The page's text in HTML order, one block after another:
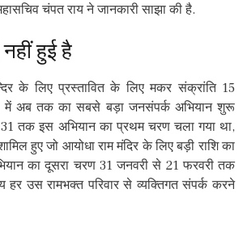
चंपत राय ने जानकारी साझा की है.
हुई है
के लिए प्रस्तावित के लिए मकर संक्रांति 15
में अब तक का सबसे बड़ा जनसंपर्क अभियान शुरू
तक इस अभियान का प्रथम चरण चला गया था,
हुए जो आयोधा राम मंदिर के लिए बड़ी राशि का
का दूसरा चरण 31 जनवरी से 21 फरवरी तक
हर उस रामभक्त परिवार से व्यक्तिगत संपर्क करने